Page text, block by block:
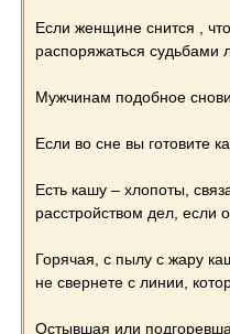
Если женщине снится ,
распоряжаться судьбами
Мужчинам подобное
Если во сне вы готовите
Есть кашу – хлопоты,
расстройством дел, если
Горячая, с пылу с жару
не свернете с линии,
Остывшая или